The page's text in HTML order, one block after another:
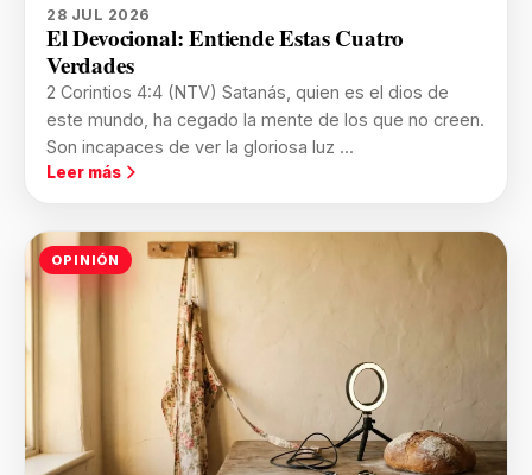
28 JUL 2026
El Devocional: Entiende Estas Cuatro
Verdades
2 Corintios 4:4 (NTV) Satanás, quien es el dios de
este mundo, ha cegado la mente de los que no creen.
Son incapaces de ver la gloriosa luz ...
Leer más
OPINIÓN